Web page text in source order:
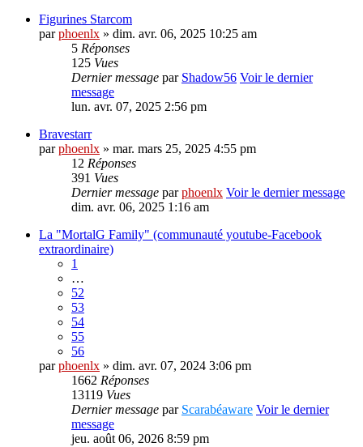
Figurines Starcom
parphoenlx » dim. avr. 06, 2025 10:25 am
5 Réponses
125 Vues
Dernier message par Shadow56 Voir le dernier
message
lun. avr. 07, 2025 2:56 pm
Bravestarr
parphoenlx » mar. mars 25, 2025 4:55 pm
12 Réponses
391 Vues
Dernier message parphoenlx Voir le dernier message
dim. avr. 06, 2025 1:16 am
La "MortalG Family" (communauté youtube-Facebook
extraordinaire)
1
…
52
53
54
55
56
parphoenlx » dim. avr. 07, 2024 3:06 pm
1662 Réponses
13119 Vues
Dernier message par Scarabéaware Voir le dernier
message
jeu. août 06, 2026 8:59 pm